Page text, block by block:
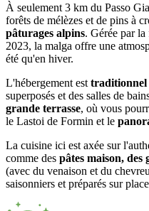
À seulement 3 km du Passo
forêts de mélèzes et de pins à
pâturages alpins. Gérée par
2023, la malga offre une
été qu'en hiver.
L'hébergement est traditionnel
superposés et des salles de
grande terrasse, où vous
le Lastoi de Formin et le
La cuisine ici est axée sur
comme des pâtes maison, des
(avec du venaison et du
saisonniers et préparés sur